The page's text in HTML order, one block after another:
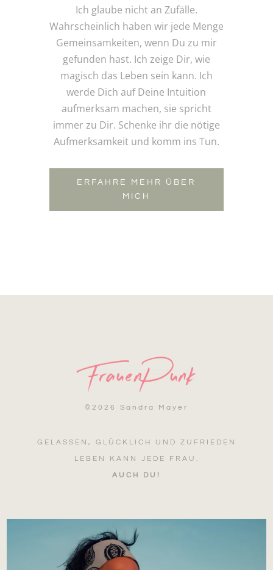
Ich glaube nicht an Zufälle.
Wahrscheinlich haben wir jede Menge
Gemeinsamkeiten, wenn Du zu mir
gefunden hast. Ich zeige Dir, wie
magisch das Leben sein kann. Ich
werde Dich auf Deine Intuition
aufmerksam machen, sie spricht
immer zu Dir. Schenke ihr die nötige
Aufmerksamkeit und komm ins Tun.
ERFAHRE MEHR ÜBER
MICH
© 2026 Sandra Mayer
GELASSEN, GLÜCKLICH UND ZUFRIEDEN
LEBEN KANN JEDE FRAU.
AUCH DU!